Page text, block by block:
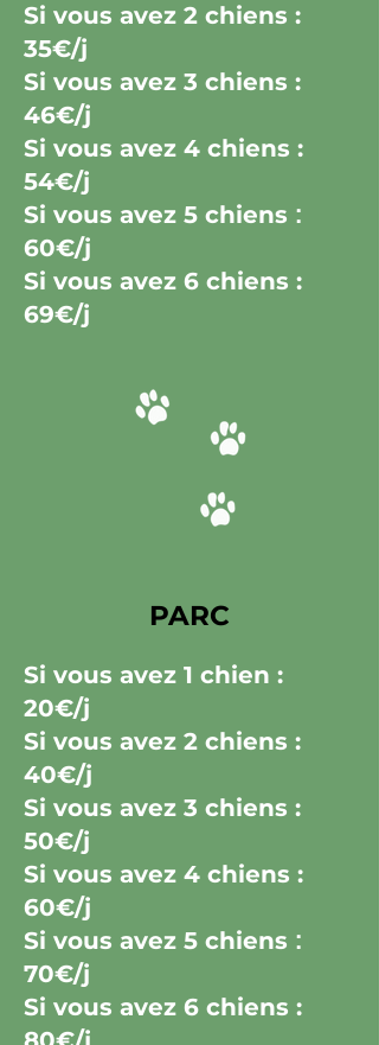
Si vous avez 2 chiens :
35€/j
Si vous avez 3 chiens :
46€/j
Si vous avez 4 chiens :
54€/j
Si vous avez 5 chiens :
60€/j
Si vous avez 6 chiens :
69€/j
PARC
Si vous avez 1 chien :
20€/j
Si vous avez 2 chiens :
40€/j
Si vous avez 3 chiens :
50€/j
Si vous avez 4 chiens :
60€/j
Si vous avez 5 chiens :
70€/j
Si vous avez 6 chiens :